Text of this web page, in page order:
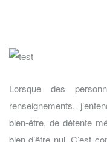
Lorsque des
renseignements,
bien-être, de détente
bien d’être nul. C’est